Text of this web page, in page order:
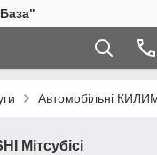
Автомобільні
Мітсубісі